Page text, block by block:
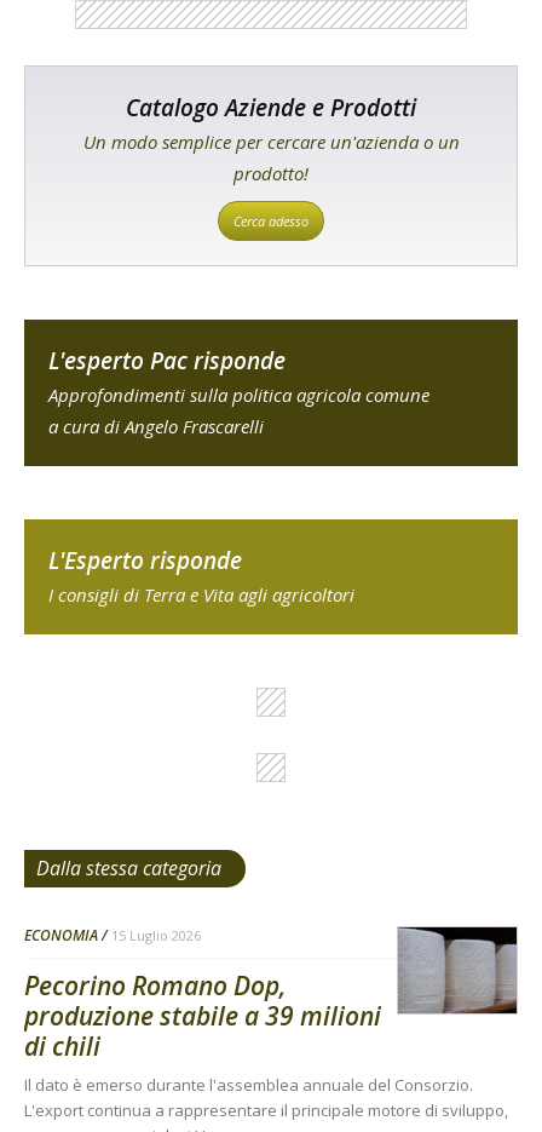
Catalogo Aziende e Prodotti
Un modo semplice per cercare un'azienda o un
prodotto!
Cerca adesso
L'esperto Pac risponde
Approfondimenti sulla politica agricola comune
a cura di Angelo Frascarelli
L'Esperto risponde
I consigli di Terra e Vita agli agricoltori
Dalla stessa categoria
ECONOMIA 15 Luglio 2026
Pecorino Romano Dop,
produzione stabile a 39 milioni
di chili
Il dato è emerso durante l'assemblea annuale del Consorzio.
L'export continua a rappresentare il principale motore di sviluppo,